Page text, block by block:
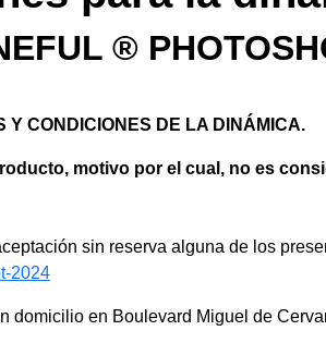
®
Y CONDICIONES DE LA DINÁMICA.
motivo por el cual, no es
sin reserva alguna de los
2024
domicilio en Boulevard Miguel de